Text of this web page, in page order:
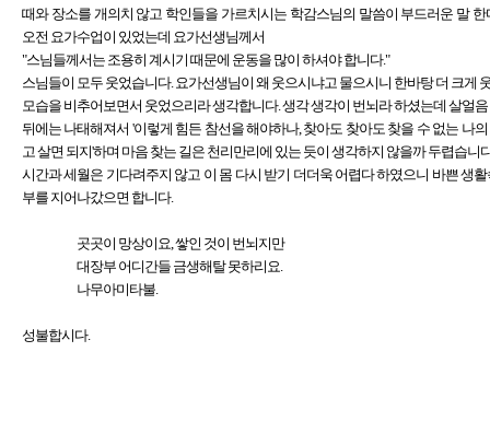
때와 장소를 개의치 않고 학인들을 가르치시는 학감스님의 말씀이 부드러운 말
오전 요가수업이 있었는데 요가선생님께서
"스님들께서는 조용히 계시기 때문에 운동을 많이 하셔야 합니다."
스님들이 모두 웃었습니다. 요가선생님이 왜 웃으시냐고 물으시니 한바탕 더 크게
모습을 비추어보면서 웃었으리라 생각합니다. 생각 생각이 번뇌라 하셨는데 살얼
뒤에는 나태해져서 '이렇게 힘든 참선을 해야하나, 찾아도 찾아도 찾을 수 없는 나
고 살면 되지'하며 마음 찾는 길은 천리만리에 있는 듯이 생각하지 않을까 두렵습니
시간과 세월은 기다려주지 않고 이 몸 다시 받기 더더욱 어렵다 하였으니 바쁜 생
부를 지어나갔으면 합니다.
곳곳이 망상이요, 쌓인 것이 번뇌지만
대장부 어디간들 금생해탈 못하리요.
나무아미타불.
성불합시다.